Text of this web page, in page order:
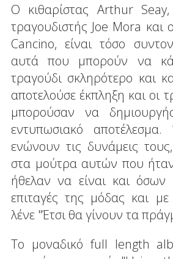
Ο κιθαρίστας Arthur
τραγουδιστής Joe Mora
Cancino, είναι τόσο
αυτά που μπορούν να
τραγούδι σκληρότερο και
αποτελούσε έκπληξη και οι
μπορούσαν να
εντυπωσιακό
ενώνουν τις δυνάμεις
στα μούτρα αυτών που
ήθελαν να είναι και όσων
επιταγές της μόδας και
λένε "Έτσι θα γίνουν τα
Το μοναδικό full length